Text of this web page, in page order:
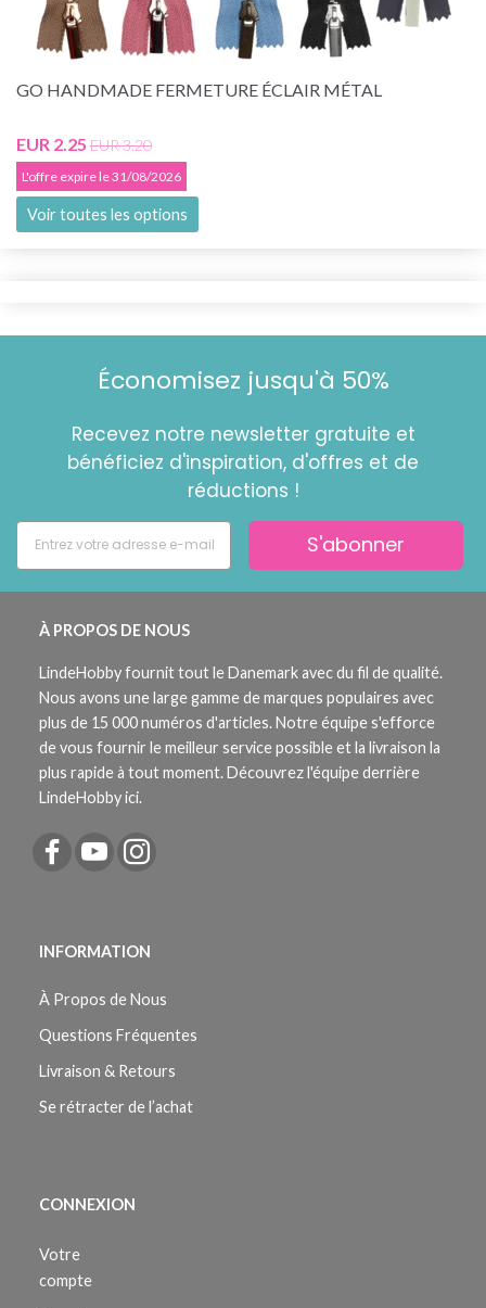
GO HANDMADE FERMETURE ÉCLAIR MÉTAL
EUR 2.25 EUR 3.20
L'offre expire le 31/08/2026
Voir toutes les options
Économisez jusqu'à 50%
Recevez notre newsletter gratuite et
bénéficiez d'inspiration, d'offres et de
réductions !
S'abonner
À PROPOS DE NOUS
LindeHobby fournit tout le Danemark avec du fil de qualité.
Nous avons une large gamme de marques populaires avec
plus de 15 000 numéros d'articles. Notre équipe s'efforce
de vous fournir le meilleur service possible et la livraison la
plus rapide à tout moment. Découvrez l'équipe derrière
LindeHobby ici.
INFORMATION
À Propos de Nous
Questions Fréquentes
Livraison & Retours
Se rétracter de l’achat
CONNEXION
Votre
compte